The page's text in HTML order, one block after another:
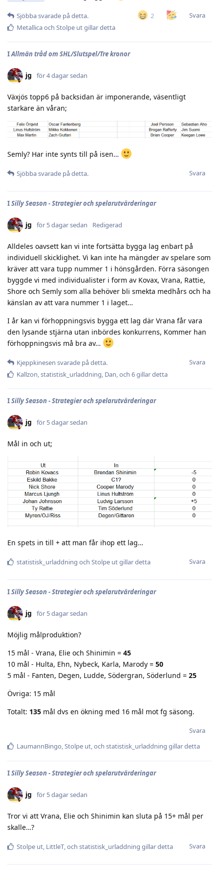
2 Svara
Sjöbbasvarade på detta.
Metallicaoch Stolpe utgillar detta
IAllmän tråd om SHL/Slutspel/Tre kronor
jg för 4 dagar sedan
Växjös topp6 på backsidan är imponerande, väsentligt
starkare än våran;
Semly? Har inte synts till på isen…
Svara
Sjöbbasvarade på detta.
ISilly Season - Strategier och spelarutvärderingar
jg för 5 dagar sedan Redigerad
Alldeles oavsett kan vi inte fortsätta bygga lag enbart på
individuell skicklighet. Vi kan inte ha mängder av spelare som
kräver att vara tupp nummer 1 i hönsgården. Förra säsongen
byggde vi med individualister i form av Kovax, Vrana, Rattie,
Shore och Semly som alla behöver bli smekta medhårs och ha
känslan av att vara nummer 1 i laget…
I år kan vi förhoppningsvis bygga ett lag där Vrana får vara
den lysande stjärna utan inbördes konkurrens, Kommer han
förhoppningsvis må bra av…
Svara
Kjeppkinesen svarade på detta.
Kallzon,statistisk_urladdning, Dan, och 6gillar detta
ISilly Season - Strategier och spelarutvärderingar
jg för 5 dagar sedan
Mål in och ut;
En spets in till + att man får ihop ett lag…
Svara
statistisk_urladdning och Stolpe utgillar detta
ISilly Season - Strategier och spelarutvärderingar
jg för 5 dagar sedan
Möjlig målproduktion?
15 mål - Vrana, Elie och Shinimin = 45
10 mål - Hulta, Ehn, Nybeck, Karla, Marody = 50
5 mål - Fanten, Degen, Ludde, Södergran, Söderlund = 25
Övriga: 15 mål
Totalt: 135 mål dvs en ökning med 16 mål mot fg säsong.
Svara
LaumannBingo,Stolpe ut, och statistisk_urladdning gillar detta
ISilly Season - Strategier och spelarutvärderingar
jg för 5 dagar sedan
Tror vi att Vrana, Elie och Shinimin kan sluta på 15+ mål per
skalle…?
Svara
Stolpe ut, LittleT, och statistisk_urladdning gillar detta